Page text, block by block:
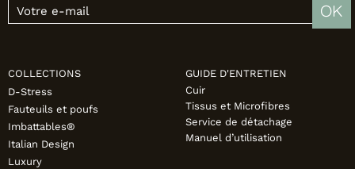
OK
COLLECTIONS
D-Stress
Fauteuils et poufs
Imbattables®
Italian Design
Luxury
GUIDE D'ENTRETIEN
Cuir
Tissus et Microfibres
Service de détachage
Manuel d’utilisation